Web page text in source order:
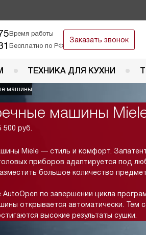
Время работы
Бесплатно по РФ
Заказать звонок
ТЕХНИКА ДЛЯ КУХНИ
машины
машины
руб.
Miele — стиль и комфорт.
приборов адаптируется под
большое количество
AutoOpen по завершении цикла
открывается автоматически. Тем
высокие результаты сушки.